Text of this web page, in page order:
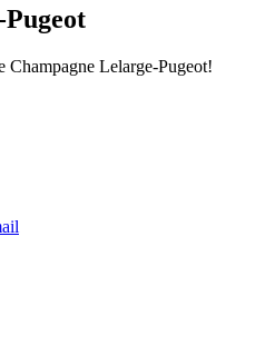
Champagne Lelarge-Pugeot!